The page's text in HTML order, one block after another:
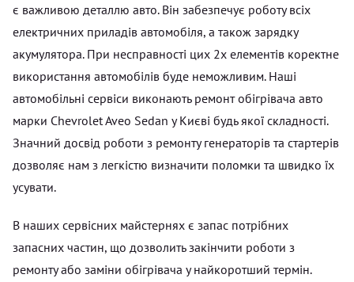
є важливою деталлю авто. Він забезпечує роботу всіх
електричних приладів автомобіля, а також зарядку
акумулятора. При несправності цих 2х елементів коректне
використання автомобілів буде неможливим. Наші
автомобільні сервіси виконають ремонт обігрівача авто
марки Chevrolet Aveo Sedan у Києві будь якої складності.
Значний досвід роботи з ремонту генераторів та стартерів
дозволяє нам з легкістю визначити поломки та швидко їх
усувати.
В наших сервісних майстернях є запас потрібних
запасних частин, що дозволить закінчити роботи з
ремонту або заміни обігрівача у найкоротший термін.